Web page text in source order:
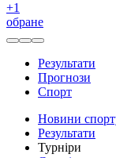
+1
обране
Результати
Прогнози
Спорт
Новини
Результати
Турніри